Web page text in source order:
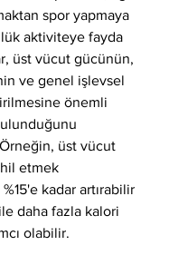
spor yapmaya
aktiviteye fayda
üst vücut gücünün,
ve genel işlevsel
önemli
üst vücut
etmek
kadar artırabilir
daha fazla kalori
olabilir.